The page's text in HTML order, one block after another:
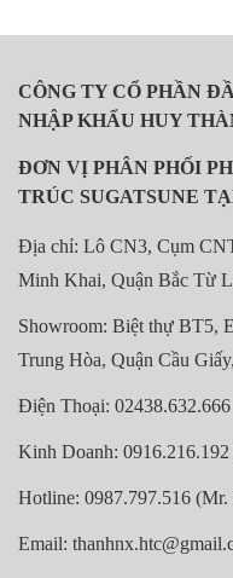
CÔNG TY CỔ PHẦN
NHẬP KHẨU HUY
ĐƠN VỊ PHÂN PHỐI
TRÚC SUGATSUNE
Địa chỉ: Lô CN3, Cụm
Minh Khai, Quận Bắc Từ
Showroom: Biệt thự BT5,
Trung Hòa, Quận Cầu
Điện Thoại: 02438.632.666
Kinh Doanh:
Hotline: 0987.797.516 (Mr.
Email: